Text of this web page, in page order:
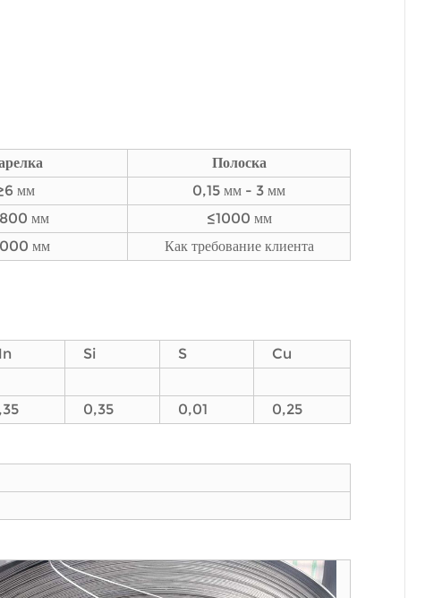
Полоска
мм
0,15 мм - 3 мм
мм
≤1000 мм
мм Как требование клиента
Si S
Cu
0,35 0,01
0,25